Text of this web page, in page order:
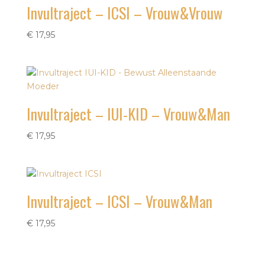
Invultraject – ICSI – Vrouw&Vrouw
€17,95
Invultraject – IUI-KID – Vrouw&Man
€17,95
Invultraject – ICSI – Vrouw&Man
€17,95